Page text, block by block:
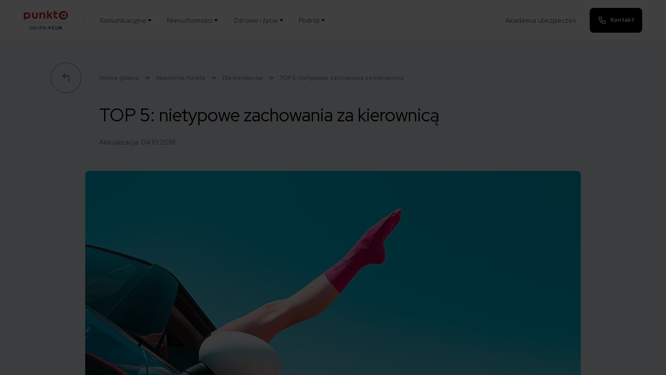
Komunikacyjne Nieruchomości Zdrowie i życie Podróż Akademia ubezpieczeń Kontakt
Strona główna Akademia Punkta Dla kierowców TOP 5: nietypowe zachowania za kierownicą
TOP 5: nietypowe zachowania za kierownicą
Aktualizacja: 04.10.2018